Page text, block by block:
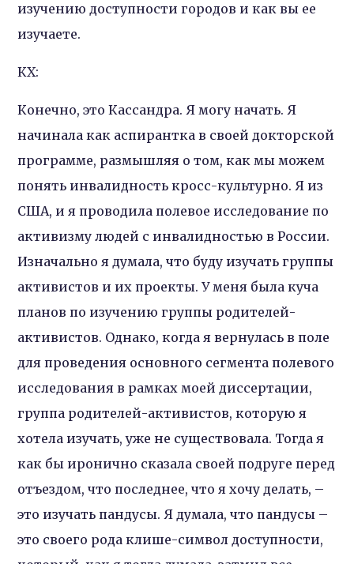
изучению доступности городов и как вы ее
изучаете.
КХ:
Конечно, это Кассандра. Я могу начать. Я
начинала как аспирантка в своей докторской
программе, размышляя о том, как мы можем
понять инвалидность кросс-культурно. Я из
США, и я проводила полевое исследование по
активизму людей с инвалидностью в России.
Изначально я думала, что буду изучать группы
активистов и их проекты. У меня была куча
планов по изучению группы родителей-
активистов. Однако, когда я вернулась в поле
для проведения основного сегмента полевого
исследования в рамках моей диссертации,
группа родителей-активистов, которую я
хотела изучать, уже не существовала. Тогда я
как бы иронично сказала своей подруге перед
отъездом, что последнее, что я хочу делать, –
это изучать пандусы. Я думала, что пандусы –
это своего рода клише-символ доступности,